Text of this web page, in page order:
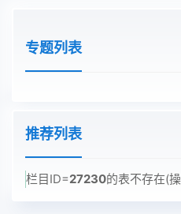
专题列表
推荐列表
栏目ID=27230的表不存在(